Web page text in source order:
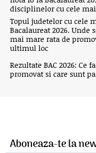
disciplinelor cu cele
Topul judetelor cu cele
Bacalaureat 2026. Unde
mai mare rata de
ultimul loc
Rezultate BAC 2026: Ce
promovat si care sunt
Aboneaza-te la